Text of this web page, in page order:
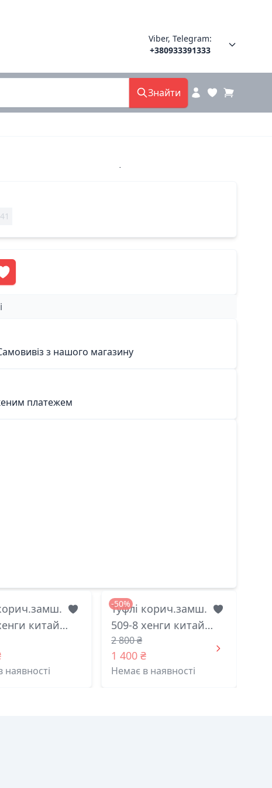
Viber, Telegram:
+380933391333
Знайти
41
з нашого магазину
платежем
китай
наявності
-50%
Туфлі корич.замш.
509-8 хенги китай
41(р)
2 800 ₴
1 400 ₴
Немає в наявності